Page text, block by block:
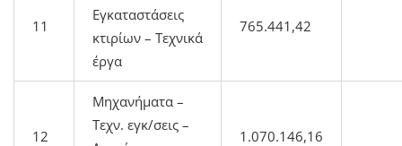
11
Εγκαταστάσεις
κτιρίων – Τεχνικά
έργα
765.441,42
12
Μηχανήματα –
Τεχν. εγκ/σεις –
1.070.146,16